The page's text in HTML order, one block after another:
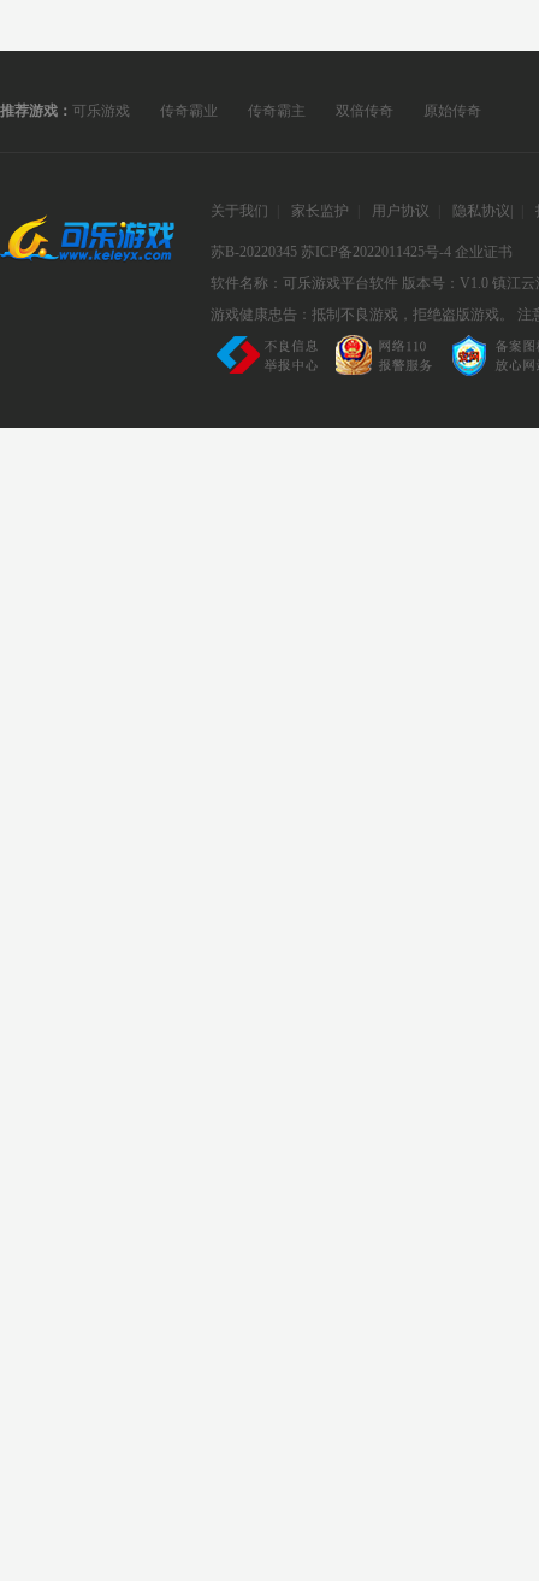
推荐游戏： 可乐游戏 传奇霸业 传奇霸主 双倍传奇 原始传奇
关于我们 家长监护 用户协议 隐私协议
苏B-20220345 苏ICP备2022011425号-4 企业证书
软件名称：可乐游戏平台软件 版本号：V1.0 镇江云
游戏健康忠告：抵制不良游戏，拒绝盗版游戏。